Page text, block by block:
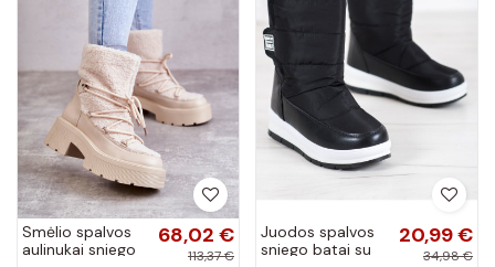
Smėlio spalvos
aulinukai sniego
68,02 €
113,37 €
Juodos spalvos
sniego batai su
20,99 €
34,98 €